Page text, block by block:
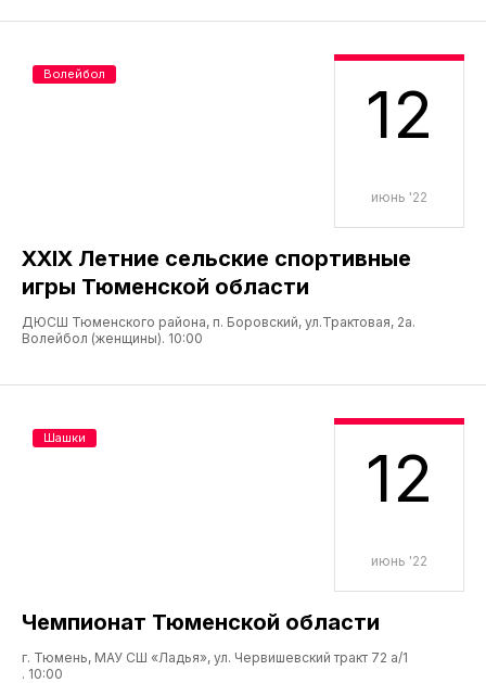
12
июнь '22
XXIX Летние сельские спортивные
игры Тюменской области
ДЮСШ Тюменского района, п. Боровский, ул.Трактовая, 2а.
Волейбол (женщины). 10:00
Волейбол
12
июнь '22
Чемпионат Тюменской области
г. Тюмень, МАУ СШ «Ладья», ул. Червишевский тракт 72 а/1
. 10:00
Шашки